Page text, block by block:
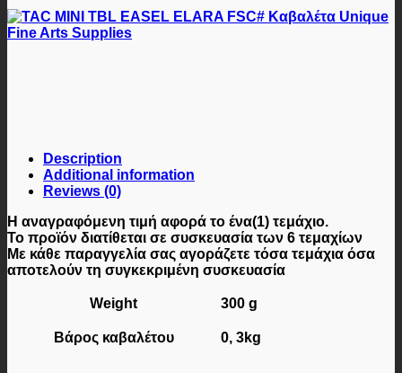
Description
Additional information
Reviews (0)
Η αναγραφόμενη τιμή αφορά το ένα(1) τεμάχιο.
Το προϊόν διατίθεται σε συσκευασία των 6 τεμαχίων
Με κάθε παραγγελία σας αγοράζετε τόσα τεμάχια όσα
αποτελούν τη συγκεκριμένη συσκευασία
Weight 300 g
Βάρος καβαλέτου 0, 3kg